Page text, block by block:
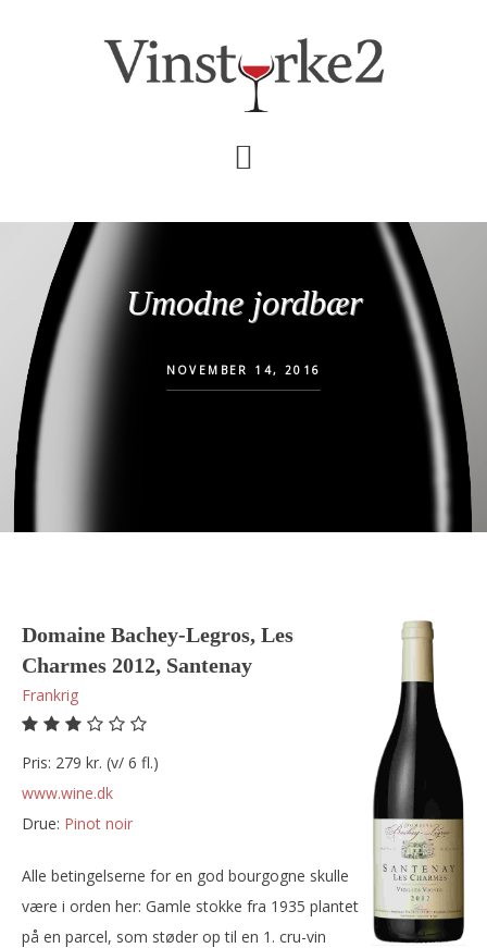
Umodne jordbær
NOVEMBER 14, 2016
Domaine Bachey-Legros, Les
Charmes 2012, Santenay
Frankrig
Pris: 279 kr. (v/ 6 fl.)
www.wine.dk
Drue:
pinot noir
Alle betingelserne for en god bourgogne skulle
være i orden her: Gamle stokke fra 1935 plantet
på en parcel, som støder op til en 1. cru-vin